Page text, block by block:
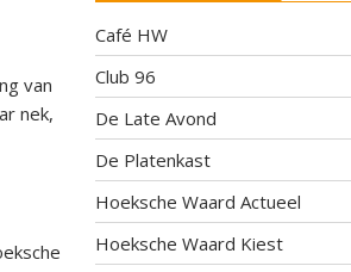
van
nek,
Café HW
Club 96
De Late Avond
De Platenkast
Hoeksche Waard Actueel
Hoeksche Waard Kiest